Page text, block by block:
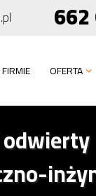
OFERTA